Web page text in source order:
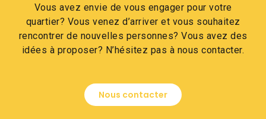
Vous avez envie de vous engager pour votre
quartier? Vous venez d’arriver et vous souhaitez
rencontrer de nouvelles personnes? Vous avez des
idées à proposer? N’hésitez pas à nous contacter.
Nous contacter